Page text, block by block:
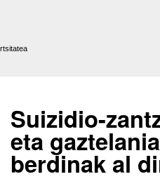
Suizidio-
eta
berdinak al